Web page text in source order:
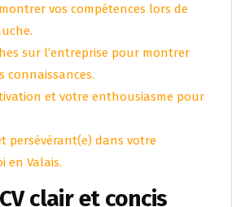
vos compétences lors de
sur l’entreprise pour montrer
connaissances.
et votre enthousiasme pour
persévérant(e) dans votre
en Valais.
clair et concis